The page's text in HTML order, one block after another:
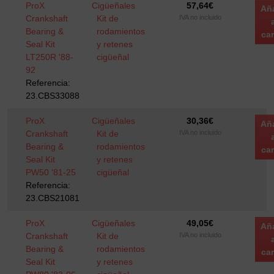
ProX
Crankshaft
Bearing &
Seal Kit
LT250R '88-
92
Referencia:
23.CBS33088
Cigüeñales
Kit de
rodamientos
y retenes
cigüeñal
57,64€
IVA no incluido
ProX
Crankshaft
Bearing &
Seal Kit
PW50 '81-25
Referencia:
23.CBS21081
Cigüeñales
Kit de
rodamientos
y retenes
cigüeñal
30,36€
IVA no incluido
ProX
Crankshaft
Bearing &
Seal Kit
Cigüeñales
Kit de
rodamientos
y retenes
49,05€
IVA no incluido